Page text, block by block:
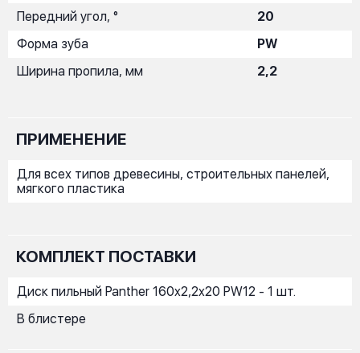
Передний угол, °
20
Форма зуба
PW
Ширина пропила, мм
2,2
ПРИМЕНЕНИЕ
Для всех типов древесины, строительных панелей,
мягкого пластика
КОМПЛЕКТ ПОСТАВКИ
Диск пильный Panther 160x2,2x20 PW12 - 1 шт.
В блистере